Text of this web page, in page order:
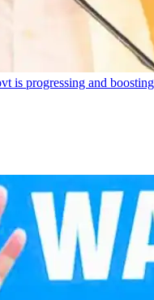
is progressing and